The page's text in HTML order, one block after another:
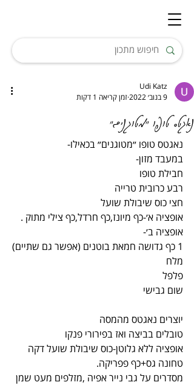
נאגטס טופו "מטוגנים"
Udi Katz
9 בנוב׳ 2022
זמן קריאה 1 דקות
נאגטס טופו ״מטוגנים״ בכאילו-
במעבד מזון-
חבילת טופו
רבע כרובית טרייה
חצי כוס שיבולת שועל
אופציה א׳-כף מיונז,כף חרדל,כף צילי מתוק .
אופציה ב׳-
1 כף גדושה חמאת בוטנים (אפשר גם שתיים)
מלח
פלפל
שום גבישי
יוצרים נאגטס מהמסה
טובלים בביצה ואז בפירורי פנקו
אופציה ללא גלוטן-כוס שיבולת שועל דקה
טחונה גס+כף פפריקה.
מסדרים על גבי נייר אפיה ,מזלפים מעט שמן